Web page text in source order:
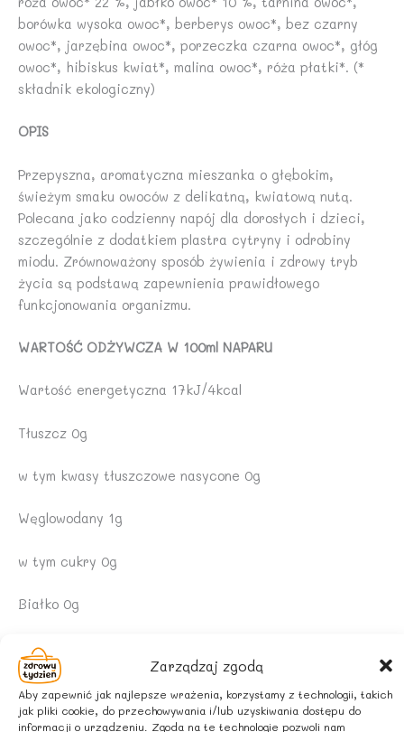
Zarządzaj zgodą
Aby zapewnić jak najlepsze wrażenia, korzystamy z technologii, takich
jak pliki cookie, do przechowywania i/lub uzyskiwania dostępu do
informacji o urządzeniu. Zgoda na te technologie pozwoli nam
borówka wysoka owoc*, berberys owoc*, bez czarny
owoc*, jarzębina owoc*, porzeczka czarna owoc*, głóg
owoc*, hibiskus kwiat*, malina owoc*, róża płatki*. (*
składnik ekologiczny)
OPIS
Przepyszna, aromatyczna mieszanka o głębokim,
świeżym smaku owoców z delikatną, kwiatową nutą.
Polecana jako codzienny napój dla dorosłych i dzieci,
szczególnie z dodatkiem plastra cytryny i odrobiny
miodu. Zrównoważony sposób żywienia i zdrowy tryb
życia są podstawą zapewnienia prawidłowego
funkcjonowania organizmu.
WARTOŚĆ ODŻYWCZA W 100ml NAPARU
Wartość energetyczna 17kJ/4kcal
Tłuszcz 0g
w tym kwasy tłuszczowe nasycone 0g
Węglowodany 1g
w tym cukry 0g
Białko 0g
Sól 0g
SPOSÓB PRZYGOTOWANIA